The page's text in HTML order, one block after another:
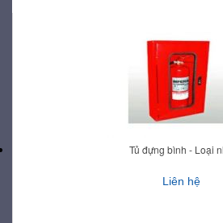
Tủ đựng bình - Loại
Liên hệ